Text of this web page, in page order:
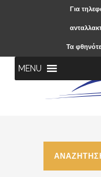
Για
Τα
MENU